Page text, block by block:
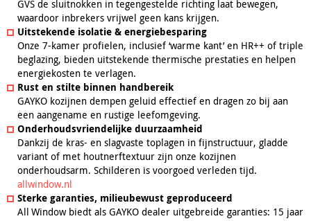
GVS de sluitnokken in tegengestelde richting laat bewegen,
waardoor inbrekers vrijwel geen kans krijgen.
Uitstekende isolatie & energiebesparing
Onze 7-kamer profielen, inclusief ‘warme kant’ en HR++ of triple
beglazing, bieden uitstekende thermische prestaties en helpen
energiekosten te verlagen.
Rust en stilte binnen handbereik
GAYKO kozijnen dempen geluid effectief en dragen zo bij aan
een aangename en rustige leefomgeving.
Onderhoudsvriendelijke duurzaamheid
Dankzij de kras- en slagvaste toplagen in fijnstructuur, gladde
variant of met houtnerftextuur zijn onze kozijnen
onderhoudsarm. Schilderen is voorgoed verleden tijd.
allwindow.nl
Sterke garanties, milieubewust geproduceerd
All Window biedt als GAYKO dealer uitgebreide garanties: 15 jaar